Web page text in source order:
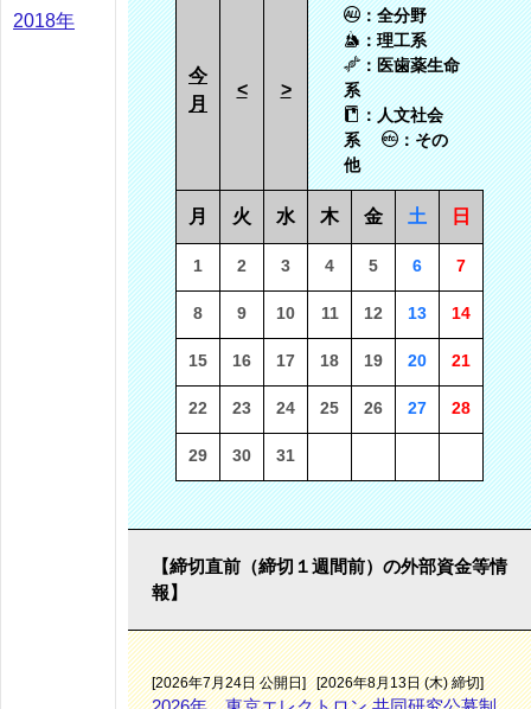
2018年
今
月
< >
：全分野
：理工系
：医歯薬生命
系
：人文社会
系
：その
他
月 火 水 木 金 土 日
1 2 3 4 5 6 7
8 9 10 11 12 13 14
15 16 17 18 19 20 21
22 23 24 25 26 27 28
29 30 31
【締切直前（締切１週間前）の外部資金等情
報】
[2026年7月24日 公開日] [2026年8月13日 (木) 締切]